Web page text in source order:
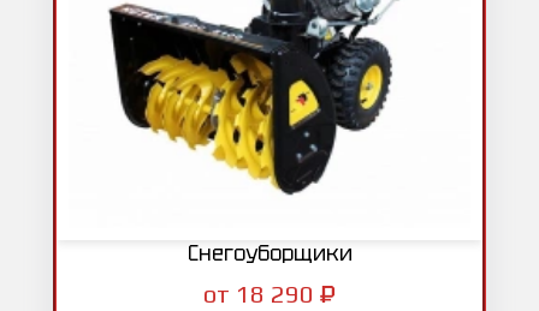
Снегоуборщики
от 18 290 ₽